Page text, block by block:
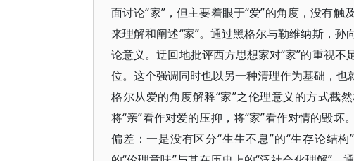
面讨论“家”，但主要着眼于“爱”的角度，没有触
来理解和阐述“家”。通过黑格尔与勒维纳斯，孙
论意义。迂回地批评西方思想家对“家”的重视不
位。这个强调同时也以另一种清理作为基础，也
格尔从爱的角度解释“家”之伦理意义的方式截
将“亲”看作对爱的压抑，将“家”看作对情的毁坏
偏差：一是没有区分“生生不息”的“生存论结